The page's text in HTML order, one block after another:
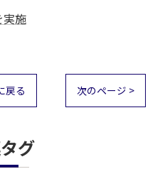
実施
戻る 次のページ >
グ